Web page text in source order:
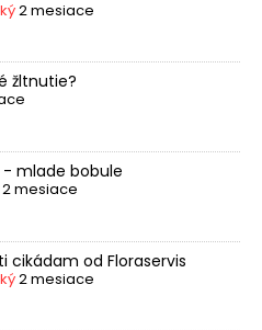
2 mesiace
žltnutie?
mlade bobule
2 mesiace
cikádam od Floraservis
2 mesiace